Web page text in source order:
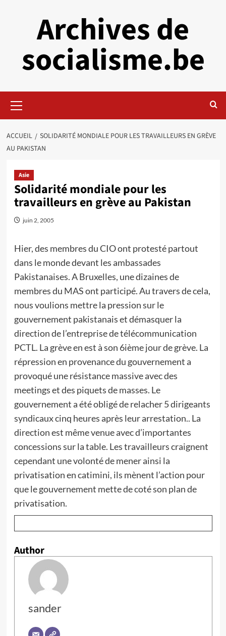
Archives de
socialisme.be
principal
ACCUEIL
SOLIDARITÉ MONDIALE POUR LES TRAVAILLEURS EN GRÈVE
AU PAKISTAN
Asie
Solidarité mondiale pour les
travailleurs en grève au Pakistan
juin 2, 2005
Hier, des membres du CIO ont protesté partout
dans le monde devant les ambassades
Pakistanaises. A Bruxelles, une dizaines de
membres du MAS ont participé. Au travers de cela,
nous voulions mettre la pression sur le
gouvernement pakistanais et démasquer la
direction de l’entreprise de télécommunication
PCTL. La grève en est à son 6ième jour de grève. La
répression en provenance du gouvernement a
provoqué une résistance massive avec des
meetings et des piquets de masses. Le
gouvernement a été obligé de relacher 5 dirigeants
syndicaux cinq heures après leur arrestation.. La
direction est même venue avec d’importantes
concessions sur la table. Les travailleurs craignent
cependant une volonté de mener ainsi la
privatisation en catimini, ils mènent l’action pour
que le gouvernement mette de coté son plan de
privatisation.
Author
sander